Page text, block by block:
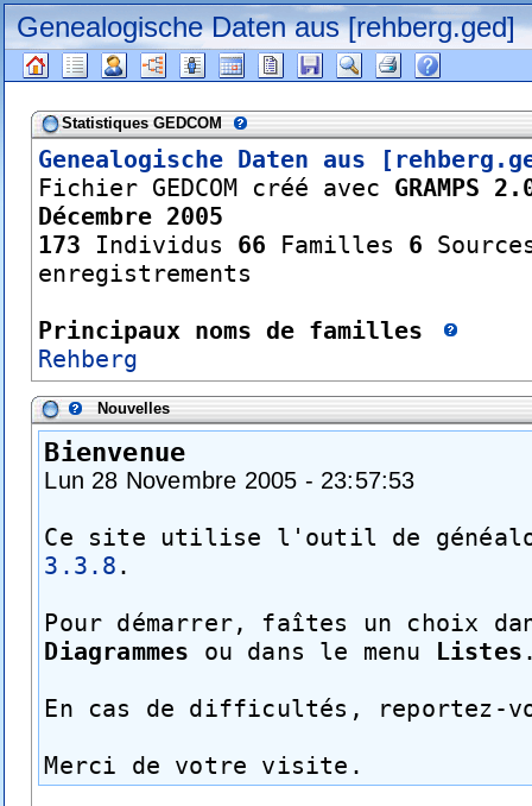
Genealogische Daten aus [rehberg.ged]
Statistiques GEDCOM
Genealogische Daten aus
Fichier GEDCOM créé avec GRAMPS
Décembre 2005
173 Individus 66 Familles 6
enregistrements
Principaux noms de familles
Rehberg
Nouvelles
Bienvenue
Lun 28 Novembre 2005 - 23:57:53
Ce site utilise l'outil de
3.3.8 .
Pour démarrer, faîtes un choix
Diagrammes ou dans le menu Listes
En cas de difficultés, reportez-
Merci de votre visite.